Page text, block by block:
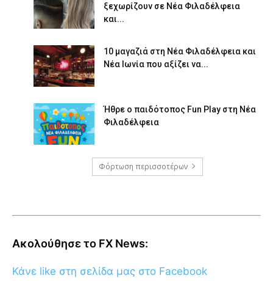
ξεχωρίζουν σε Νέα Φιλαδέλφεια
και...
10 μαγαζιά στη Νέα Φιλαδέλφεια και
Νέα Ιωνία που αξίζει να...
Ήθρε ο παιδότοπος Fun Play στη Νέα
Φιλαδέλφεια
Φόρτωση περισσοτέρων
Ακολούθησε το FX News:
Κάνε like στη σελίδα μας στο Facebook